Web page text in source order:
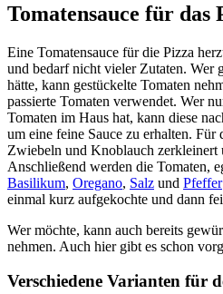
Tomatensauce für das
Eine Tomatensauce für die Pizza
und bedarf nicht vieler Zutaten. Wer
hätte, kann gestückelte Tomaten
passierte Tomaten verwendet. Wer
Tomaten im Haus hat, kann diese
um eine feine Sauce zu erhalten. Für
Zwiebeln und Knoblauch zerkleinert
Anschließend werden die Tomaten,
Basilikum, Oregano, Salz und Pfeffer
einmal kurz aufgekochte und dann
Wer möchte, kann auch bereits
nehmen. Auch hier gibt es schon
Verschiedene Varianten für